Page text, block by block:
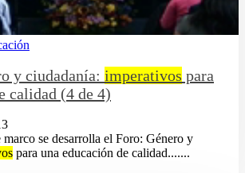
y ciudadanía: imperativos para
calidad (4 de 4)
marco se desarrolla el Foro: Género y
para una educación de calidad.......